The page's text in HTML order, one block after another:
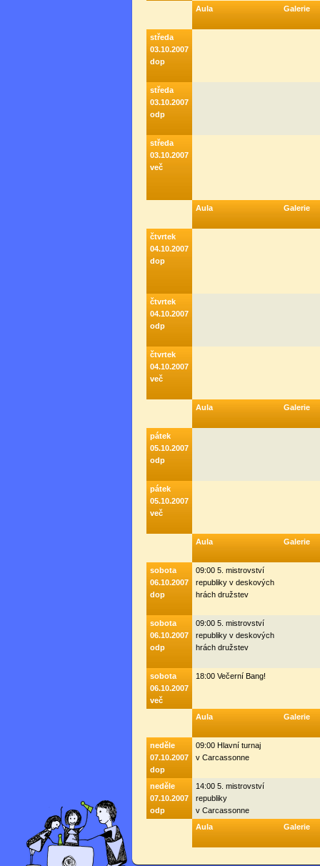
Aula
Galerie
středa
03.10.2007
dop
středa
03.10.2007
odp
středa
03.10.2007
več
Aula Galerie
čtvrtek
04.10.2007
dop
čtvrtek
04.10.2007
odp
čtvrtek
04.10.2007
več
Aula Galerie
pátek
05.10.2007
odp
pátek
05.10.2007
več
Aula Galerie
sobota
06.10.2007
dop
09:00 5. mistrovství
republiky v deskových
hrách družstev
sobota
06.10.2007
odp
09:00 5. mistrovství
republiky v deskových
hrách družstev
sobota
06.10.2007
več
18:00 Večerní Bang!
Aula Galerie
neděle
07.10.2007
dop
09:00 Hlavní turnaj
v Carcassonne
neděle
07.10.2007
odp
14:00 5. mistrovství
republiky
v Carcassonne
Aula
Galerie